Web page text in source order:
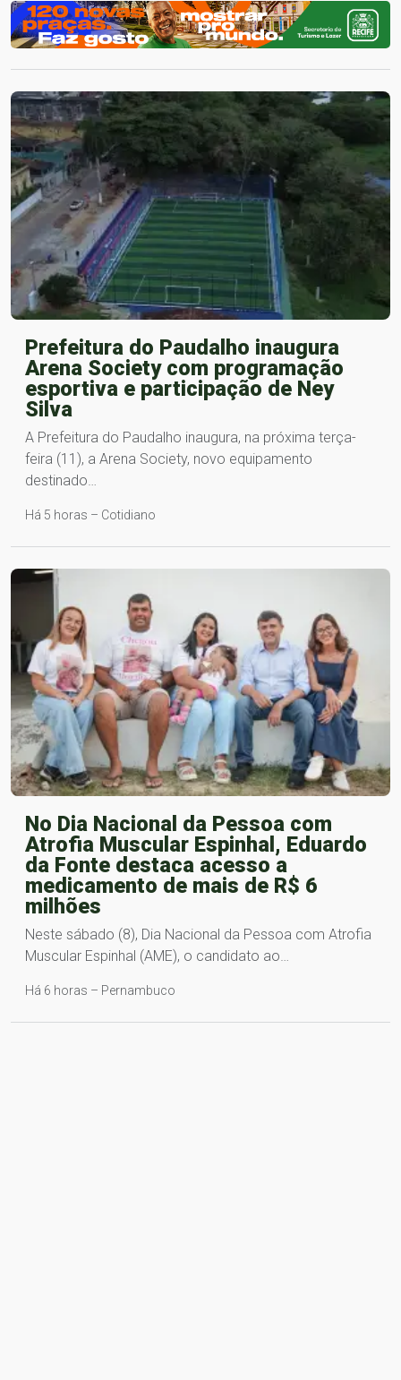
Prefeitura do Paudalho inaugura
Arena Society com programação
esportiva e participação de Ney
Silva
A Prefeitura do Paudalho inaugura, na próxima terça-
feira (11), a Arena Society, novo equipamento
destinado…
Há 5 horas – Cotidiano
No Dia Nacional da Pessoa com
Atrofia Muscular Espinhal, Eduardo
da Fonte destaca acesso a
medicamento de mais de R$ 6
milhões
Neste sábado (8), Dia Nacional da Pessoa com Atrofia
Muscular Espinhal (AME), o candidato ao…
Há 6 horas – Pernambuco